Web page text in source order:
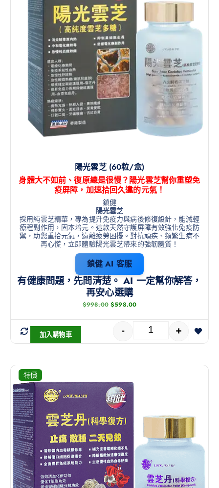
陽光雲芝 (60粒/盒)
身體大不如前、復原總是很慢？陽光雲芝幫你重塑免
疫屏障，加速拾回久違的元氣！
鎖健
陽光雲芝
採用純雲芝精華，專為提升免疫力與病後修復設計，能減輕
療程副作用，固本培元。這款天然守護屏障有效強化免疫防
禦，助您重拾元氣，遠離疲勞困擾。對抗頑疾、頻繁生病不
再心慌，立即體驗陽光雲芝帶來的強韌體質！
鎖健 AI 客服
有健康問題，先問清楚。 AI 一定幫你解答，
再安心選購
$998.00 $598.00
- +
加入購物車
特價